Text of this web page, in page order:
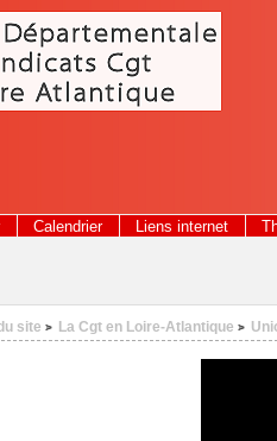
Calendrier Liens internet
site > La Cgt en Loire-Atlantique >